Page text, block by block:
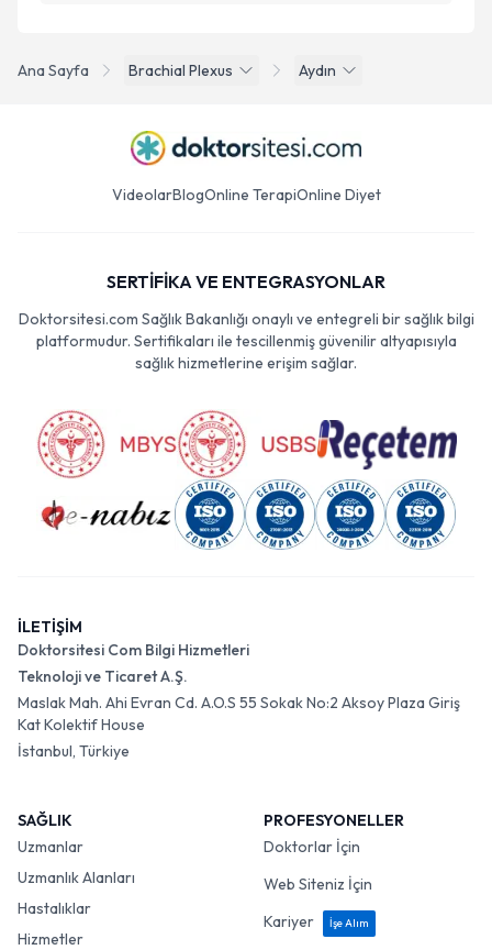
Ana Sayfa Brachial Plexus Aydın
VideolarBlogOnline TerapiOnline Diyet
SERTİFİKA VE ENTEGRASYONLAR
Doktorsitesi.com Sağlık Bakanlığı onaylı ve entegreli bir sağlık bilgi
platformudur. Sertifikaları ile tescillenmiş güvenilir altyapısıyla
sağlık hizmetlerine erişim sağlar.
İLETİŞİM
Doktorsitesi Com Bilgi Hizmetleri
Teknoloji ve Ticaret A.Ş.
Maslak Mah. Ahi Evran Cd. A.O.S 55 Sokak No:2 Aksoy Plaza Giriş
Kat Kolektif House
İstanbul, Türkiye
SAĞLIK
Uzmanlar
Uzmanlık Alanları
Hastalıklar
Hizmetler
PROFESYONELLER
Doktorlar İçin
Web Siteniz İçin
Kariyer
İşe Alım